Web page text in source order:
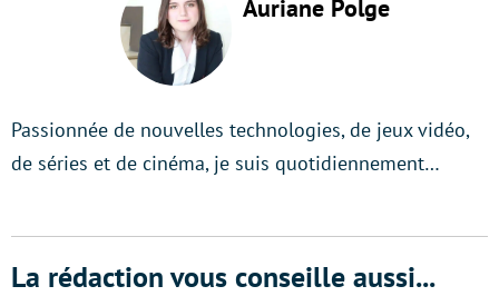
Auriane Polge
Passionnée de nouvelles technologies, de jeux vidéo,
de séries et de cinéma, je suis quotidiennement…
La rédaction vous conseille aussi...